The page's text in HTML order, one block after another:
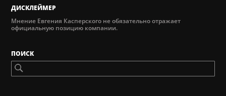
ДИСКЛЕЙМЕР
Мнение Евгения Касперского не обязательно отражает
официальную позицию компании.
ПОИСК